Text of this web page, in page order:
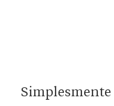
Simplesmente